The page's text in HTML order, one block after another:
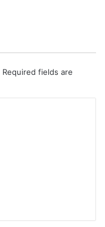
Required fields are